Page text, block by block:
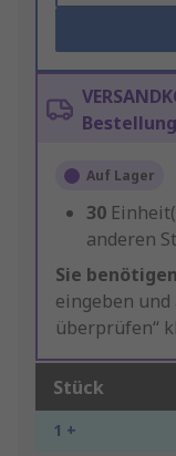
Auf Lager
30
anderen
Sie
eingeben
überprüfen“
Stück
1 +